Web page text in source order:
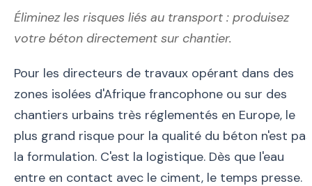
Éliminez les risques liés au transport : produisez
votre béton directement sur chantier.
Pour les directeurs de travaux opérant dans des
zones isolées d'Afrique francophone ou sur des
chantiers urbains très réglementés en Europe, le
plus grand risque pour la qualité du béton n'est pas
la formulation. C'est la logistique. Dès que l'eau
entre en contact avec le ciment, le temps presse.